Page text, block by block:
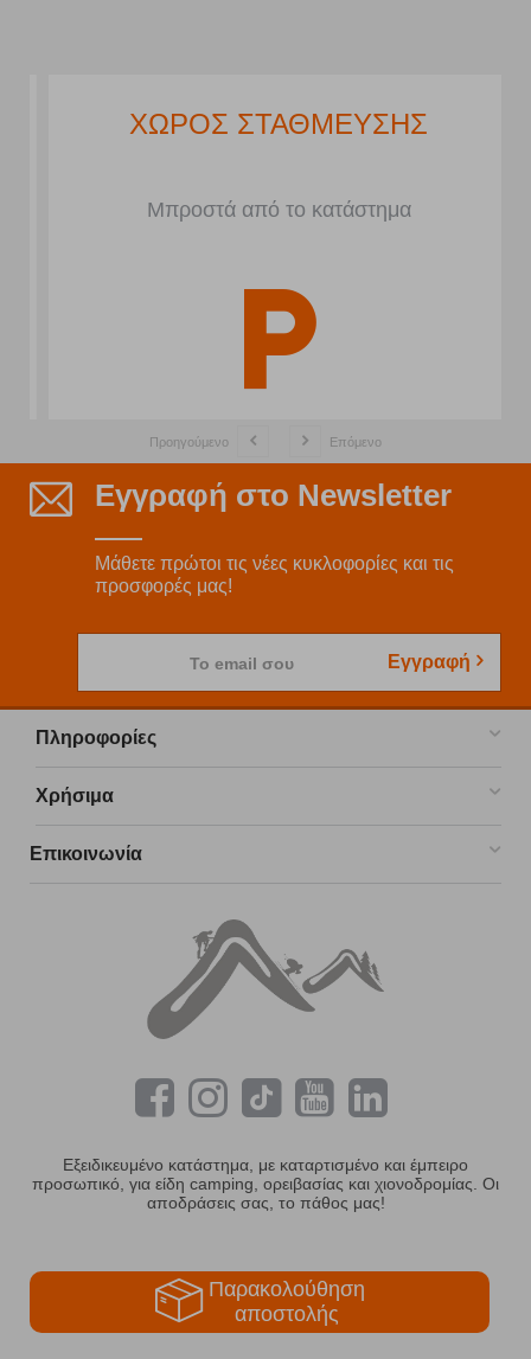
ΧΩΡΟΣ ΣΤΑΘΜΕΥΣΗΣ
Μπροστά από το κατάστημα
Προηγούμενο Επόμενο
Εγγραφή στο Newsletter
Μάθετε πρώτοι τις νέες κυκλοφορίες και τις
προσφορές μας!
Το email σου Εγγραφή
Πληροφορίες
Χρήσιμα
Επικοινωνία
Εξειδικευμένο κατάστημα, με καταρτισμένο και έμπειρο
προσωπικό, για είδη camping, ορειβασίας και χιονοδρομίας. Οι
αποδράσεις σας, το πάθος μας!
Παρακολούθηση
αποστολής